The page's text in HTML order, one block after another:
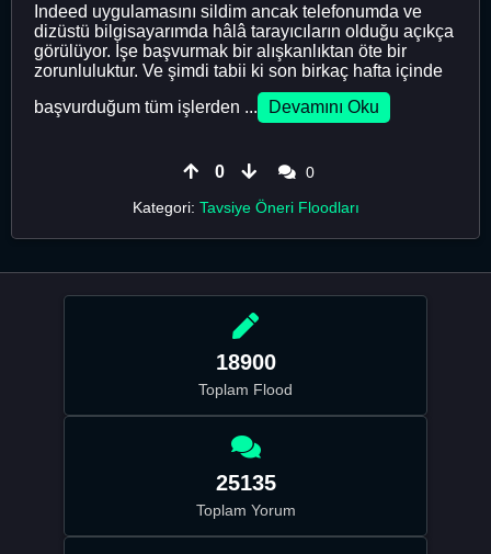
Indeed uygulamasını sildim ancak telefonumda ve
dizüstü bilgisayarımda hâlâ tarayıcıların olduğu açıkça
görülüyor. İşe başvurmak bir alışkanlıktan öte bir
zorunluluktur. Ve şimdi tabii ki son birkaç hafta içinde
başvurduğum tüm işlerden ...
Devamını Oku
0
0
Kategori: Tavsiye Öneri Floodları
18900
Toplam Flood
25135
Toplam Yorum